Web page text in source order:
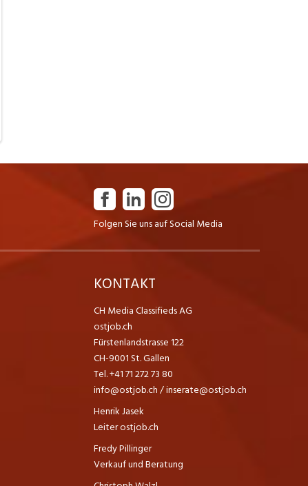
Folgen Sie uns auf Social Media
KONTAKT
CH Media Classifieds AG
ostjob.ch
Fürstenlandstrasse 122
CH-9001 St. Gallen
Tel. +41 71 272 73 80
info@ostjob.ch/inserate@ostjob.ch
Henrik Jasek
Leiter ostjob.ch
Fredy Pillinger
Verkauf und Beratung